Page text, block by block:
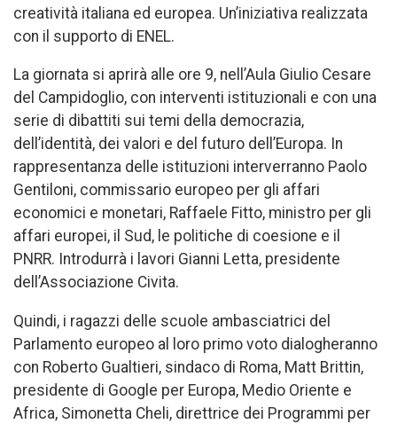
creatività italiana ed europea. Un’iniziativa realizzata
con il supporto di ENEL.
La giornata si aprirà alle ore 9, nell’Aula Giulio Cesare
del Campidoglio, con interventi istituzionali e con una
serie di dibattiti sui temi della democrazia,
dell’identità, dei valori e del futuro dell’Europa. In
rappresentanza delle istituzioni interverranno Paolo
Gentiloni, commissario europeo per gli affari
economici e monetari, Raffaele Fitto, ministro per gli
affari europei, il Sud, le politiche di coesione e il
PNRR. Introdurrà i lavori Gianni Letta, presidente
dell’Associazione Civita.
Quindi, i ragazzi delle scuole ambasciatrici del
Parlamento europeo al loro primo voto dialogheranno
con Roberto Gualtieri, sindaco di Roma, Matt Brittin,
presidente di Google per Europa, Medio Oriente e
Africa, Simonetta Cheli, direttrice dei Programmi per